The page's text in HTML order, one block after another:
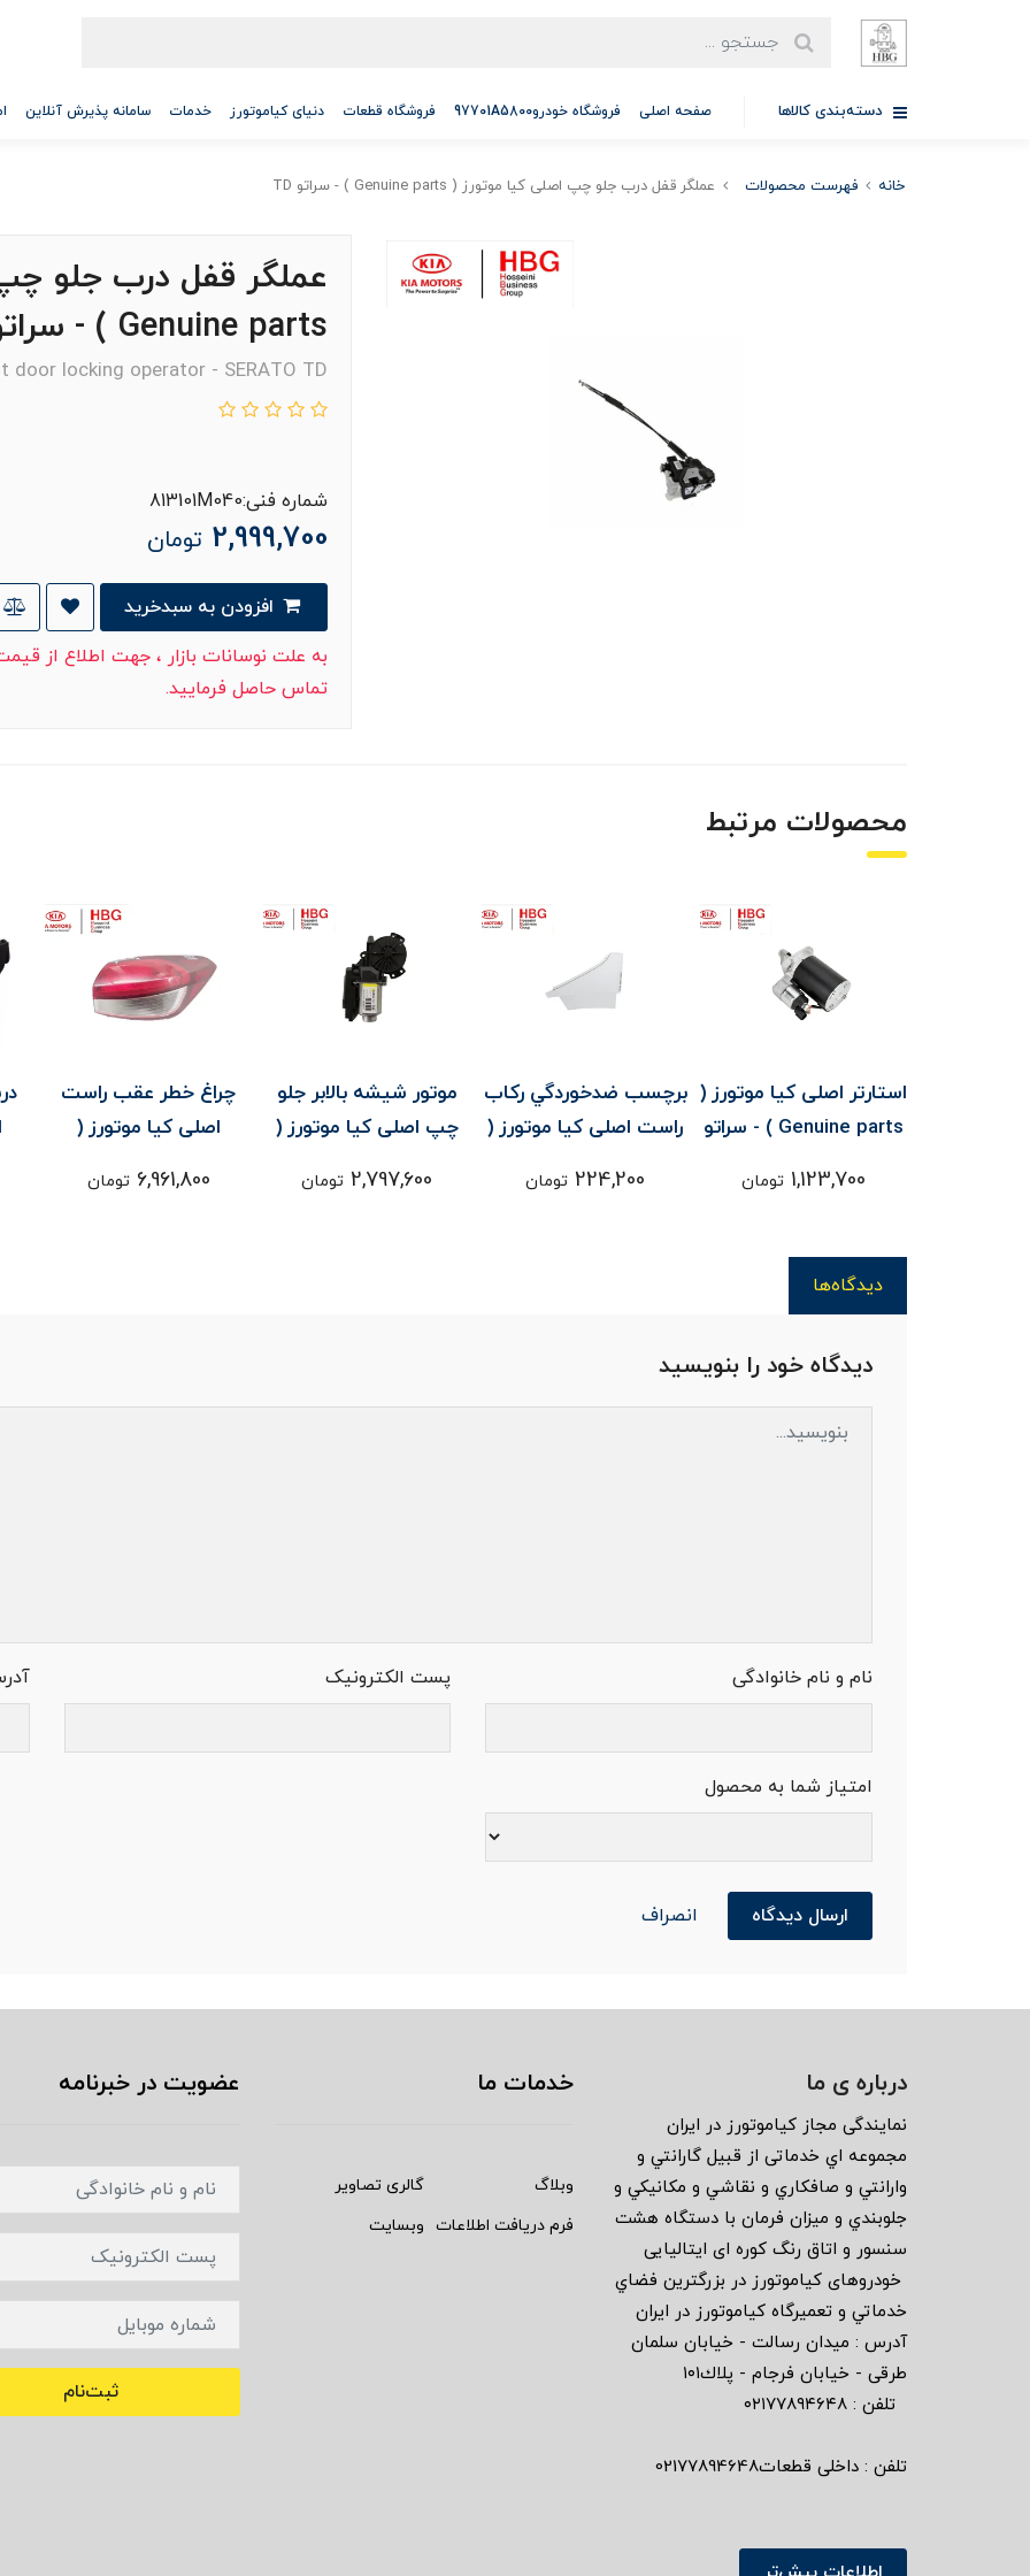
دسته‌بندی کالاها صفحه اصلی فروشگاه خودرو97701A5800 فروشگاه قطعات دنیای کیاموتورز خدمات سامانه پذیرش آنلاین
خانه فهرست محصولات عملگر قفل درب جلو چپ اصلی کیا موتورز ( Genuine parts ) - سراتو TD
عملگر قفل درب جلو
Genuine parts ) - سراتو TD
locking operator - SERATO TD
شماره فنی:813101M040
2,999,700 تومان
به علت نوسانات بازار ، جهت اطلاع از
تماس حاصل فرمایید.
محصولات مرتبط
استارتر اصلی کیا موتورز (
Genuine parts ) - سراتو
1,123,700 تومان
برچسب ضدخوردگي رکاب
راست اصلی کیا موتورز (
224,200 تومان
موتور شيشه بالابر جلو
چپ اصلی کیا موتورز (
TD
2,797,600 تومان
چراغ خطر عقب راست
اصلی کیا موتورز (
YD
6,961,800 تومان
دیدگاه‌ها
دیدگاه خود را بنویسید
نام و نام خانوادگی پست الکترونیک
امتیاز شما به محصول
ارسال دیدگاه انصراف
درباره ی ما
نمايندگى مجاز كياموتورز در ايران
مجموعه اي خدماتى از قبيل گارانتي و
وارانتي و صافكاري و نقاشي و مكانيكي و
جلوبندي و ميزان فرمان با دستگاه هشت
سنسور و اتاق رنگ كوره اى ايتاليايى
خودروهاى كياموتورز در بزرگترين فضاي
خدماتي و تعميرگاه كياموتورز در ايران
آدرس : ميدان رسالت - خيابان سلمان
طرقى - خيابان فرجام - پلاك١٠١
تلفن : ٠٢١٧٧٨٩٤٦٤٨
تلفن : داخلی قطعات02177894648
خدمات ما
وبلاگ
گالری تصاویر
فرم دریافت اطلاعات وبسایت
عضویت در خبرنامه
ثبت‌نام